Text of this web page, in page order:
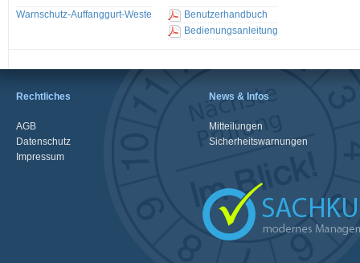
Warnschutz-Auffanggurt-Weste
Benutzerhandbuch
Bedienungsanleitung
Rechtliches
AGB
Datenschutz
Impressum
News & Infos
Mitteilungen
Sicherheitswarnungen